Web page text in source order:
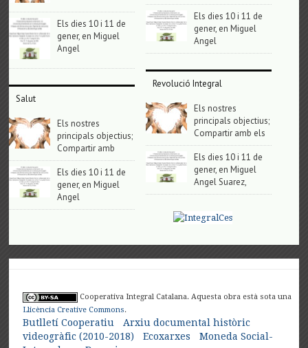
Els dies 10 i 11 de
gener, en Miguel
Angel
Salut
Els nostres
principals objectius;
Compartir amb
Els dies 10 i 11 de
gener, en Miguel
Angel
Els dies 10 i 11 de
gener, en Miguel
Angel
Revolució Integral
Els nostres
principals objectius;
Compartir amb els
Els dies 10 i 11 de
gener, en Miguel
Angel Suarez,
Cooperativa Integral Catalana. Aquesta obra està sota una
Llicència Creative Commons.
Butlletí Cooperatiu
Arxiu documental històric
videogràfic (2010-2018)
Ecoxarxes
Moneda Social-